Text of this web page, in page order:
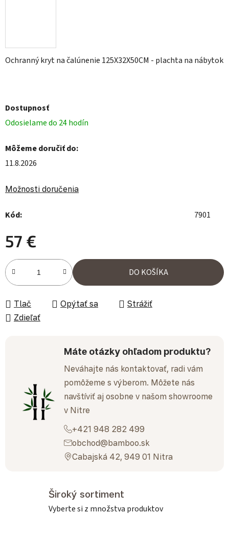
Ochranný kryt na čalúnenie 125X32X50CM - plachta na nábytok
Dostupnosť
Odosielame do 24 hodín
Môžeme doručiť do:
11.8.2026
Možnosti doručenia
Kód: 7901
57 €
Jednotková cena:
DO KOŠÍKA
Tlač Opýtať sa
Strážiť
Zdieľať
Máte otázky ohľadom produktu?
Neváhajte nás kontaktovať, radi vám
pomôžeme s výberom. Môžete nás
navštíviť aj osobne v našom showroome
v Nitre
+421 948 282 499
obchod@bamboo.sk
Cabajská 42, 949 01 Nitra
Široký sortiment
Vyberte si z množstva produktov